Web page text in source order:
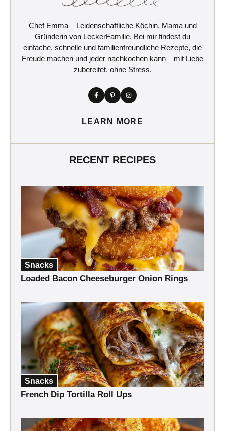
Chef Emma – Leidenschaftliche Köchin, Mama und
Gründerin von LeckerFamilie. Bei mir findest du
einfache, schnelle und familienfreundliche Rezepte, die
Freude machen und jeder nachkochen kann – mit Liebe
zubereitet, ohne Stress.
LEARN MORE
RECENT RECIPES
Snacks
Loaded Bacon Cheeseburger Onion Rings
Snacks
French Dip Tortilla Roll Ups